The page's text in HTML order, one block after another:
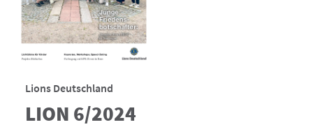
Lions Deutschland
LION 6/2024